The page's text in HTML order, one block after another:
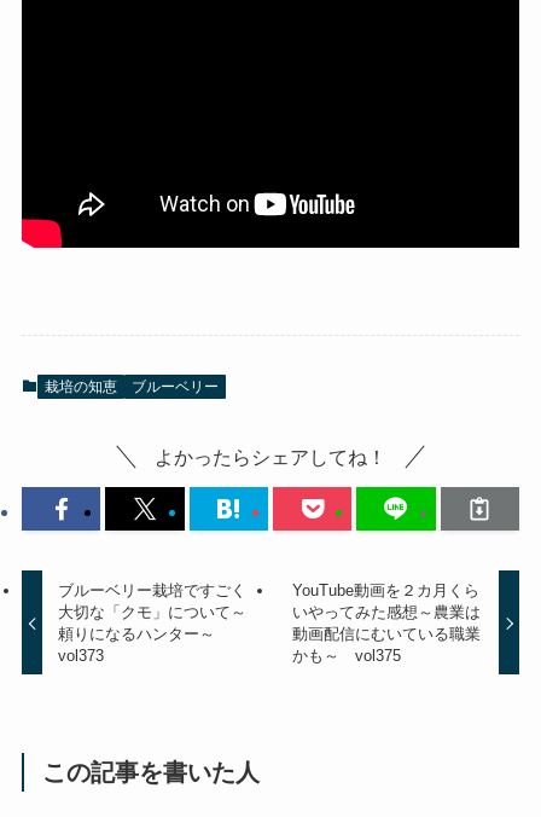
栽培の知恵 ブルーベリー
よかったらシェアしてね！
ブルーベリー栽培ですごく
大切な「クモ」について～
頼りになるハンター～
vol373
YouTube動画を２カ月くら
いやってみた感想～農業は
動画配信にむいている職業
かも～ vol375
この記事を書いた人